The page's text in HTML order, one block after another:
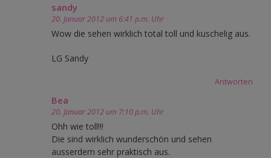
sandy
20. Januar 2012 um 6:41 p.m. Uhr
Wow die sehen wirklich total toll und kuschelig aus.
LG Sandy
Antworten
Bea
20. Januar 2012 um 7:10 p.m. Uhr
Ohh wie toll!!!
Die sind wirklich wunderschön und sehen
ausserdem sehr praktisch aus.